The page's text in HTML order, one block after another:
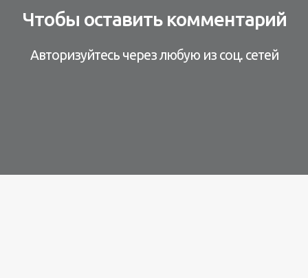
Чтобы оставить комментарий
Авторизуйтесь через любую из соц. сетей